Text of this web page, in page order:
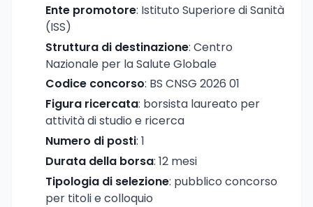
Ente promotore: Istituto Superiore di Sanità
(ISS)
Struttura di destinazione: Centro
Nazionale per la Salute Globale
Codice concorso: BS CNSG 2026 01
Figura ricercata: borsista laureato per
attività di studio e ricerca
Numero di posti: 1
Durata della borsa: 12 mesi
Tipologia di selezione: pubblico concorso
per titoli e colloquio